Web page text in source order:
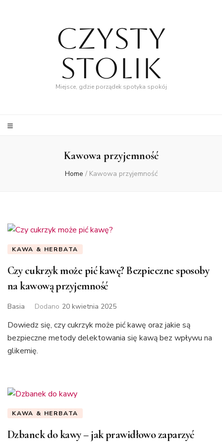
Czysty
Stolik
Miejsce, gdzie porządek spotyka spokój
Kawowa przyjemność
Home / Kawowa przyjemność
KAWA & HERBATA
Czy cukrzyk może pić kawę? Bezpieczne sposoby
na kawową przyjemność
Basia Dodano 20 kwietnia 2025
Dowiedz się, czy cukrzyk może pić kawę oraz jakie są
bezpieczne metody delektowania się kawą bez wpływu na
glikemię.
KAWA & HERBATA
Dzbanek do kawy – jak prawidłowo zaparzyć